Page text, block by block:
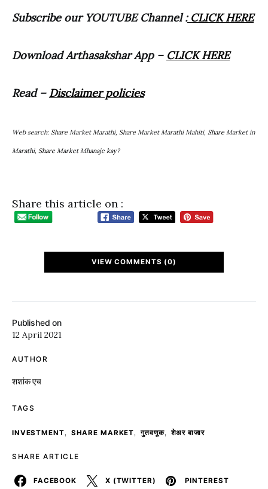
Published on
12 April 2021
AUTHOR
शशांक एच
TAGS
INVESTMENT, SHARE MARKET, गुतवणूक, शेअर बाजार
SHARE ARTICLE
FACEBOOK X (TWITTER)
PINTEREST
Subscribe our YOUTUBE Channel : CLICK HERE
Download Arthasakshar App – CLICK HERE
Read – Disclaimer policies
Web search: Share Market Marathi, Share Market Marathi Mahiti, Share Market in
Marathi, Share Market Mhanaje kay?
Share this article on :
VIEW COMMENTS (0)